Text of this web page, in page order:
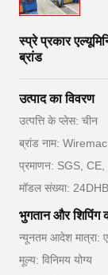
स्प्रे प्रकार
ब्रांड
उत्पाद का विवरण
उत्पत्ति के प्लेस: चीन
ब्रांड नाम: Wiremac
प्रमाणन: SGS, CE,
मॉडल संख्या:
भुगतान और शिपिंग
न्यूनतम आदेश मात्रा:
मूल्य: विनिमय योग्य